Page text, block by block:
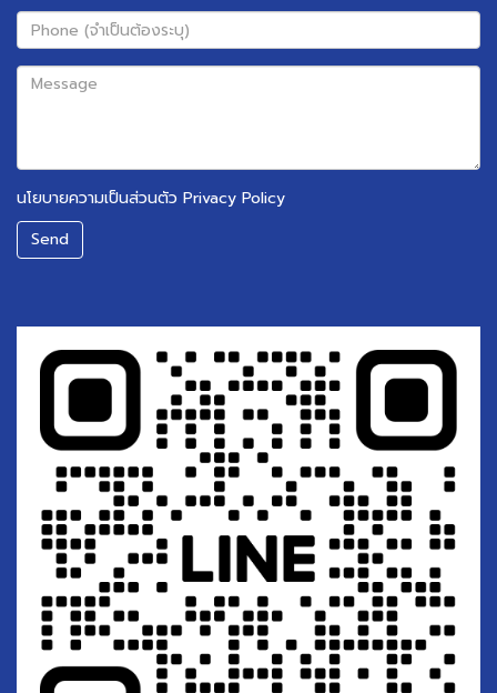
นโยบายความเป็นส่วนตัว Privacy Policy
Send